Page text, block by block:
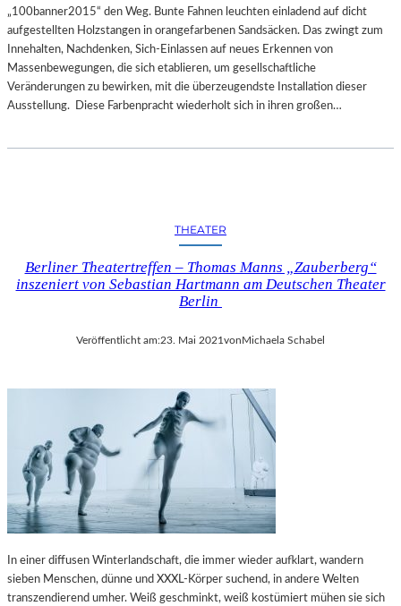
„100banner2015“ den Weg. Bunte Fahnen leuchten einladend auf dicht
aufgestellten Holzstangen in orangefarbenen Sandsäcken. Das zwingt zum
Innehalten, Nachdenken, Sich-Einlassen auf neues Erkennen von
Massenbewegungen, die sich etablieren, um gesellschaftliche
Veränderungen zu bewirken, mit die überzeugendste Installation dieser
Ausstellung. Diese Farbenpracht wiederholt sich in ihren großen…
THEATER
Berliner Theatertreffen – Thomas Manns „Zauberberg“
inszeniert von Sebastian Hartmann am Deutschen Theater
Berlin
Veröffentlicht am:23. Mai 2021vonMichaela Schabel
In einer diffusen Winterlandschaft, die immer wieder aufklart, wandern
sieben Menschen, dünne und XXXL-Körper suchend, in andere Welten
transzendierend umher. Weiß geschminkt, weiß kostümiert mühen sie sich